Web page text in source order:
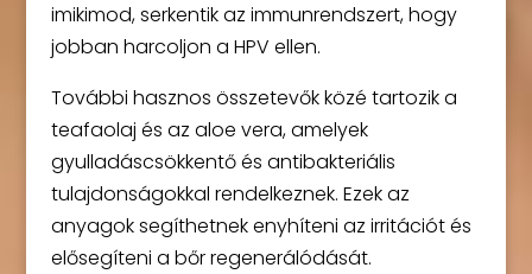
imikimod, serkentik az immunrendszert, hogy
jobban harcoljon a HPV ellen.
További hasznos összetevők közé tartozik a
teafaolaj és az aloe vera, amelyek
gyulladáscsökkentő és antibakteriális
tulajdonságokkal rendelkeznek. Ezek az
anyagok segíthetnek enyhíteni az irritációt és
elősegíteni a bőr regenerálódását.